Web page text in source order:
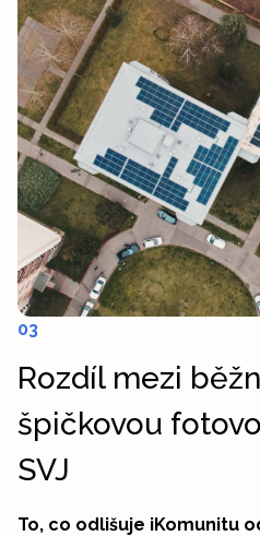
03
Rozdíl mezi
špičkovou
SVJ
To, co odlišuje iKomunitu